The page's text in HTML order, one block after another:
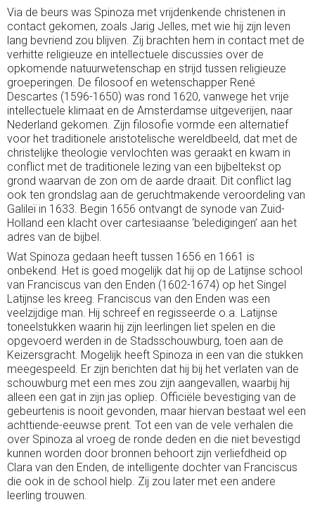
Via de beurs was Spinoza met vrijdenkende christenen in
contact gekomen, zoals Jarig Jelles, met wie hij zijn leven
lang bevriend zou blijven. Zij brachten hem in contact met de
verhitte religieuze en intellectuele discussies over de
opkomende natuurwetenschap en strijd tussen religieuze
groeperingen. De filosoof en wetenschapper René
Descartes (1596-1650) was rond 1620, vanwege het vrije
intellectuele klimaat en de Amsterdamse uitgeverijen, naar
Nederland gekomen. Zijn filosofie vormde een alternatief
voor het traditionele aristotelische wereldbeeld, dat met de
christelijke theologie vervlochten was geraakt en kwam in
conflict met de traditionele lezing van een bijbeltekst op
grond waarvan de zon om de aarde draait. Dit conflict lag
ook ten grondslag aan de geruchtmakende veroordeling van
Galileï in 1633. Begin 1656 ontvangt de synode van Zuid-
Holland een klacht over cartesiaanse ‘beledigingen’ aan het
adres van de bijbel.
Wat Spinoza gedaan heeft tussen 1656 en 1661 is
onbekend. Het is goed mogelijk dat hij op de Latijnse school
van Franciscus van den Enden (1602-1674) op het Singel
Latijnse les kreeg. Franciscus van den Enden was een
veelzijdige man. Hij schreef en regisseerde o.a. Latijnse
toneelstukken waarin hij zijn leerlingen liet spelen en die
opgevoerd werden in de Stadsschouwburg, toen aan de
Keizersgracht. Mogelijk heeft Spinoza in een van die stukken
meegespeeld. Er zijn berichten dat hij bij het verlaten van de
schouwburg met een mes zou zijn aangevallen, waarbij hij
alleen een gat in zijn jas opliep. Officiële bevestiging van de
gebeurtenis is nooit gevonden, maar hiervan bestaat wel een
achttiende-eeuwse prent. Tot een van de vele verhalen die
over Spinoza al vroeg de ronde deden en die niet bevestigd
kunnen worden door bronnen behoort zijn verliefdheid op
Clara van den Enden, de intelligente dochter van Franciscus
die ook in de school hielp. Zij zou later met een andere
leerling trouwen.